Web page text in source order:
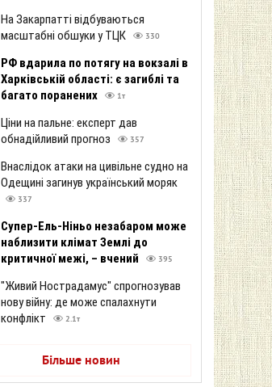
На Закарпатті відбуваються
масштабні обшуки у ТЦК
330
РФ вдарила по потягу на вокзалі в
Харківській області: є загиблі та
багато поранених
1т
Ціни на пальне: експерт дав
обнадійливий прогноз
357
Внаслідок атаки на цивільне судно на
Одещині загинув український моряк
337
Супер-Ель-Ніньо незабаром може
наблизити клімат Землі до
критичної межі, – вчений
395
"Живий Нострадамус" спрогнозував
нову війну: де може спалахнути
конфлікт
2.1т
Більше новин